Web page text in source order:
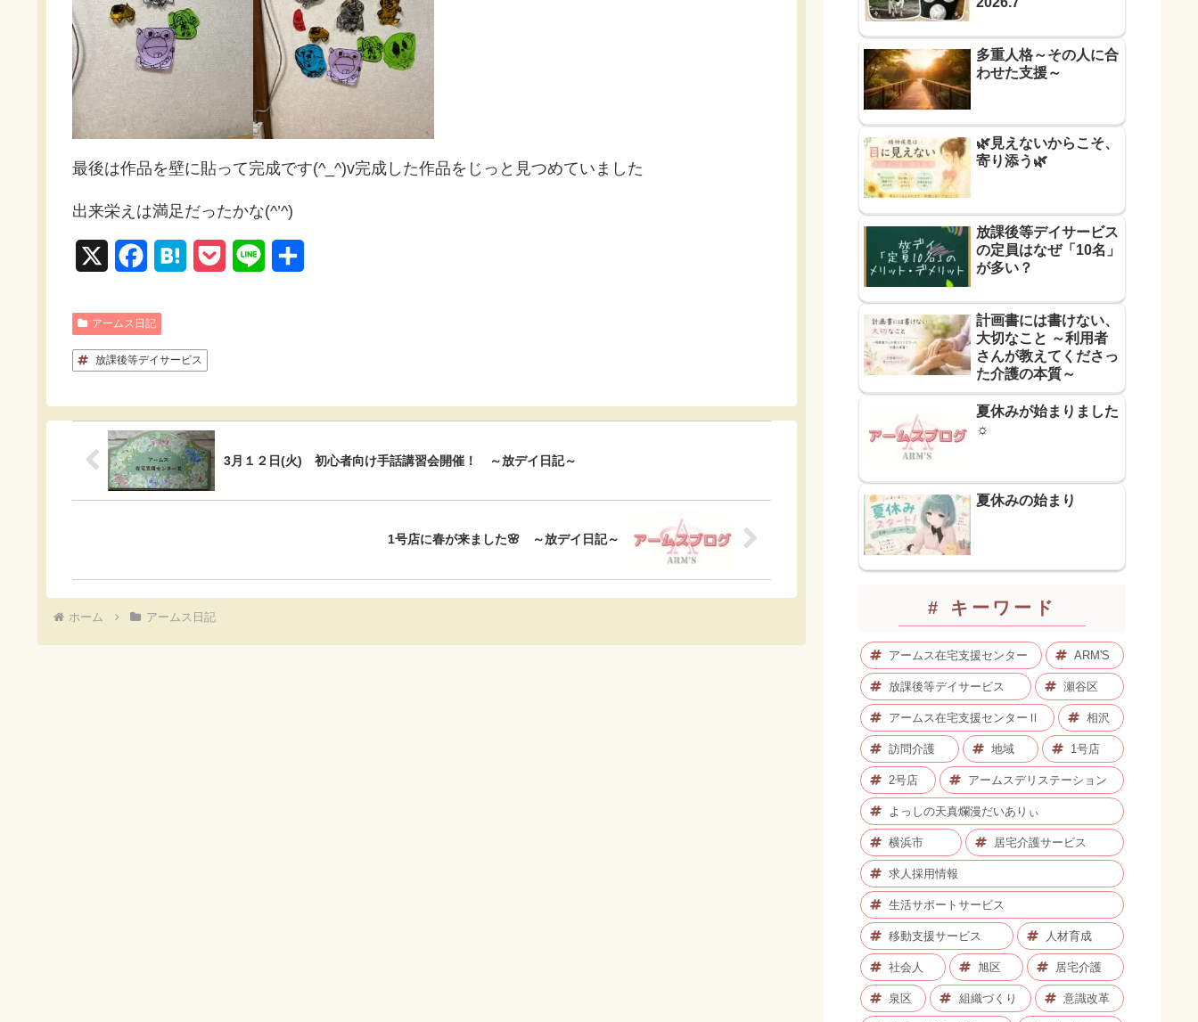
最後は作品を壁に貼って完成です(^_^)v完成した作品をじっと見つめていました
出来栄えは満足だったかな(^’^)
c
e
o
k
e
アームス日記
放課後等デイサービス
3月１２日(火) 初心者向け手話講習会開催！ ～放デイ日記～
1号店に春が来ました🌸 ～放デイ日記～
ホーム アームス日記
多重人格～その人に合
わせた支援～
🌿見えないからこそ、
寄り添う🌿
放課後等デイサービス
の定員はなぜ「10名」
が多い？
計画書には書けない、
大切なこと ～利用者
さんが教えてくださっ
た介護の本質～
夏休みが始まりました
☼
夏休みの始まり
# キーワード
アームス在宅支援センター ARM'S
放課後等デイサービス 瀬谷区
アームス在宅支援センターⅡ 相沢
訪問介護 地域 1号店
2号店 アームスデリステーション
よっしの天真爛漫だいありぃ
横浜市 居宅介護サービス
求人採用情報
生活サポートサービス
移動支援サービス 人材育成
社会人 旭区 居宅介護
泉区 組織づくり 意識改革